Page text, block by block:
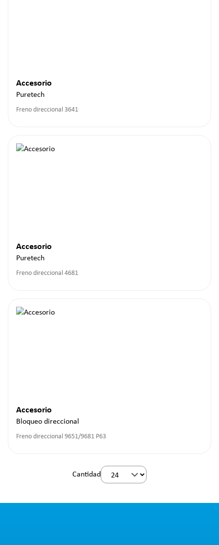
Accesorio
Puretech
Freno direccional 3641
Accesorio
Puretech
Freno direccional 4681
Accesorio
Bloqueo direccional
Freno direccional 9651/9681 P63
Cantidad